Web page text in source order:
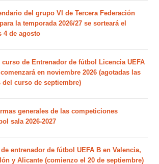
del grupo VI de Tercera Federación
la temporada 2026/27 se sorteará el
4 de agosto
curso de Entrenador de fútbol Licencia UEFA
en noviembre 2026 (agotadas las
del curso de septiembre)
generales de las competiciones
sala 2026-2027
entrenador de fútbol UEFA B en Valencia,
y Alicante (comienzo el 20 de septiembre)